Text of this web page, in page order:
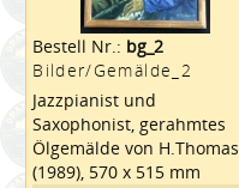
Bestell Nr.: bg_2
Bilder/Gemälde_2
Jazzpianist und
Saxophonist, gerahmtes
Ölgemälde von H.Thomas
(1989), 570 x 515 mm